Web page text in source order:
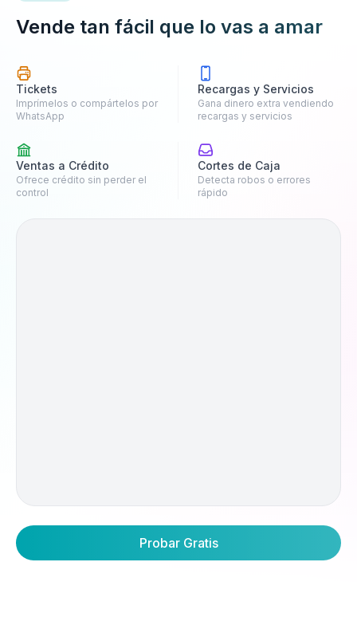
Facturación
Tienda en Línea
Proveedores
Finanzas
Fabricación
Vende tan fácil que lo vas a amar
Tickets
Imprímelos o compártelos por
WhatsApp
Recargas y Servicios
Gana dinero extra vendiendo
recargas y servicios
Ventas a Crédito
Ofrece crédito sin perder el
control
Cortes de Caja
Detecta robos o errores
rápido
Probar Gratis